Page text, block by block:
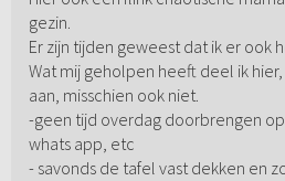
gezin.
Er zijn tijden geweest dat ik er ook
Wat mij geholpen heeft deel ik
aan, misschien ook niet.
-geen tijd overdag doorbrengen
whats app, etc
- savonds de tafel vast dekken en